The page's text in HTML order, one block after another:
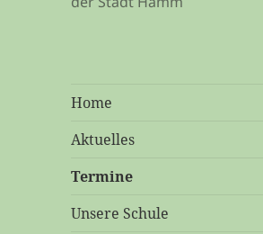
Home
Aktuelles
Termine
Unsere Schule